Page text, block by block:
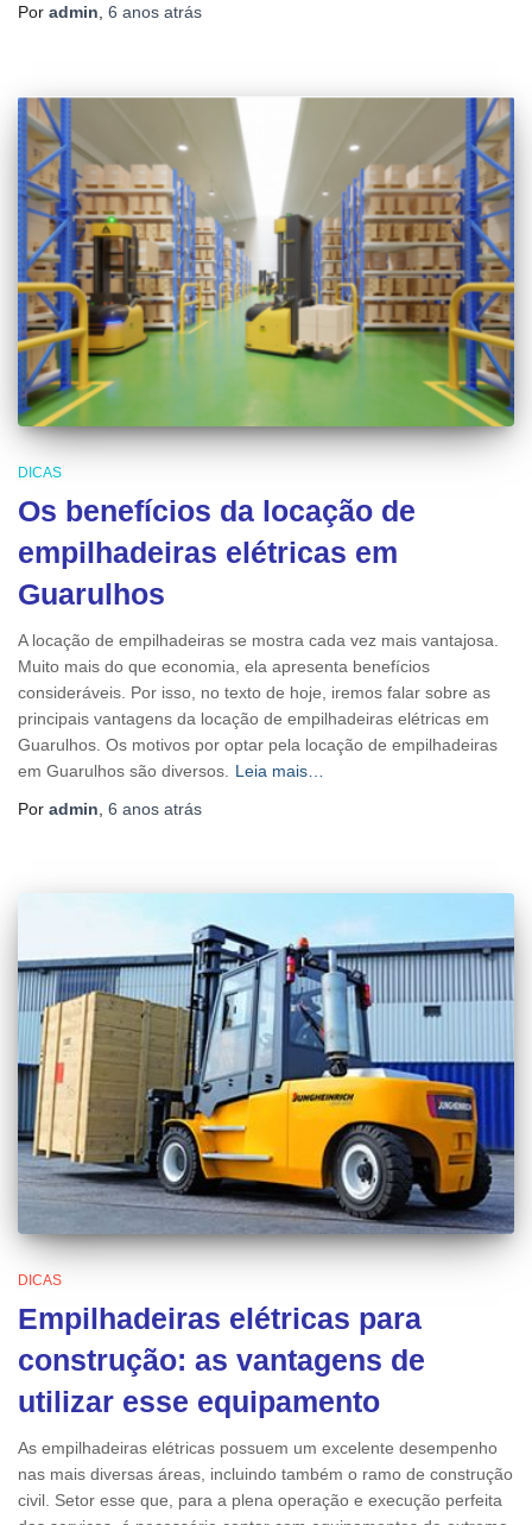
Por admin 6 anos atrás
DICAS
Os benefícios da locação de
empilhadeiras elétricas em
Guarulhos
A locação de empilhadeiras se mostra cada vez mais vantajosa.
Muito mais do que economia, ela apresenta benefícios
consideráveis. Por isso, no texto de hoje, iremos falar sobre as
principais vantagens da locação de empilhadeiras elétricas em
Guarulhos. Os motivos por optar pela locação de empilhadeiras
em Guarulhos são diversos. Leia mais…
Por admin, 6 anos atrás
DICAS
Empilhadeiras elétricas para
construção: as vantagens de
utilizar esse equipamento
As empilhadeiras elétricas possuem um excelente desempenho
nas mais diversas áreas, incluindo também o ramo de construção
civil. Setor esse que, para a plena operação e execução perfeita